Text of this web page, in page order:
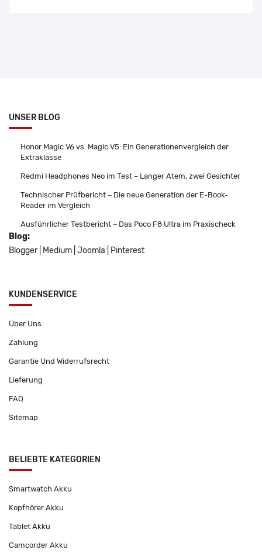
UNSER BLOG
Honor Magic V6 vs. Magic V5: Ein Generationenvergleich der
Extraklasse
Redmi Headphones Neo im Test – Langer Atem, zwei Gesichter
Technischer Prüfbericht – Die neue Generation der E-Book-
Reader im Vergleich
Ausführlicher Testbericht – Das Poco F8 Ultra im Praxischeck
Blog:
Blogger
Medium Joomla Pinterest
KUNDENSERVICE
Über Uns
Zahlung
Garantie Und Widerrufsrecht
Lieferung
FAQ
Sitemap
BELIEBTE KATEGORIEN
Smartwatch Akku
Kopfhörer Akku
Tablet Akku
Camcorder Akku